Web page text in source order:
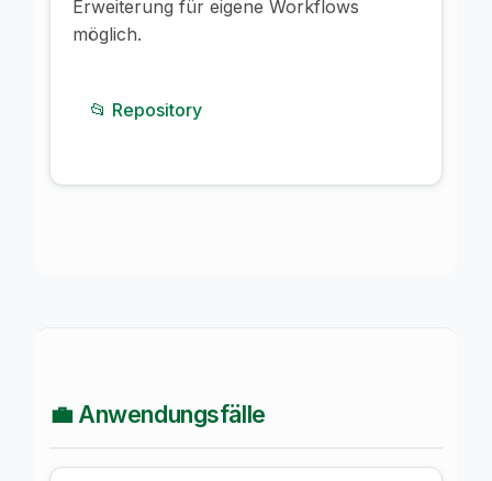
Erweiterung für eigene Workflows
möglich.
📂 Repository
💼 Anwendungsfälle